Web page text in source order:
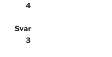
4
Svar
3